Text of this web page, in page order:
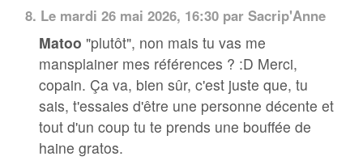
8. Le mardi 26 mai 2026, 16:30 par Sacrip'Anne
Matoo "plutôt", non mais tu vas me
mansplainer mes références ? :D Merci,
copain. Ça va, bien sûr, c'est juste que, tu
sais, t'essaies d'être une personne décente et
tout d'un coup tu te prends une bouffée de
haine gratos.